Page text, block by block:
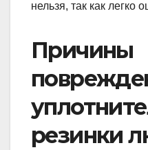
нельзя, так как легко
Причины
резинки